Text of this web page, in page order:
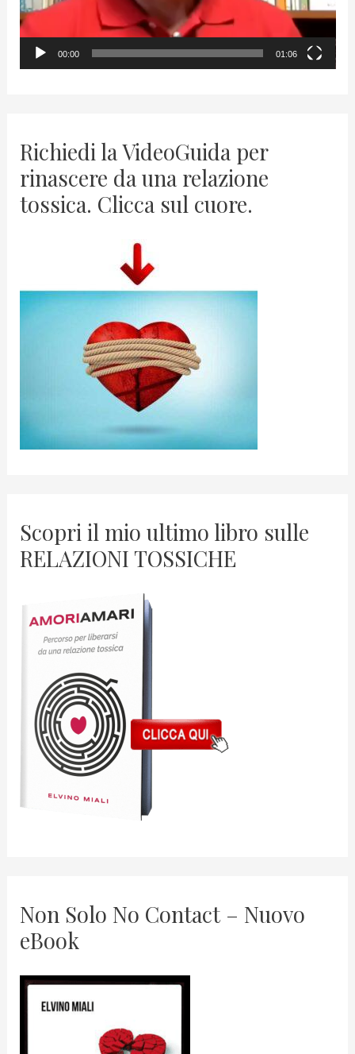
a
y
00:00 01:06
Richiedi la VideoGuida per
rinascere da una relazione
tossica. Clicca sul cuore.
Scopri il mio ultimo libro sulle
RELAZIONI TOSSICHE
Non Solo No Contact – Nuovo
eBook